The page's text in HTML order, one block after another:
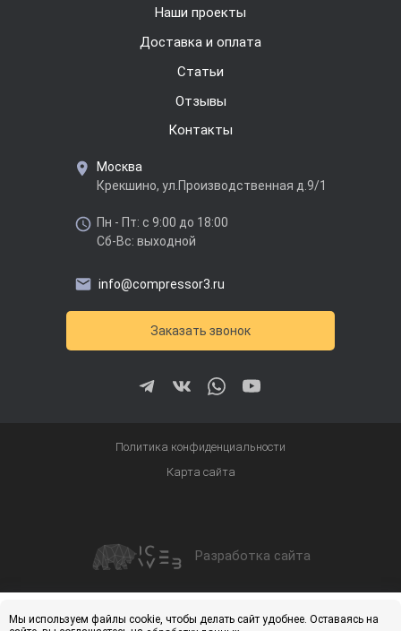
Купить
Получить скидку
Наши проекты
Доставка и оплата
Cтатьи
Отзывы
Контакты
Москва
Крекшино, ул.Производственная д.9/1
Пн - Пт: с 9:00 до 18:00
Сб-Вс: выходной
info@compressor3.ru
Заказать звонок
Политика конфиденциальности
Карта сайта
Разработка сайта
Мы используем файлы cookie, чтобы делать сайт удобнее. Оставаясь на